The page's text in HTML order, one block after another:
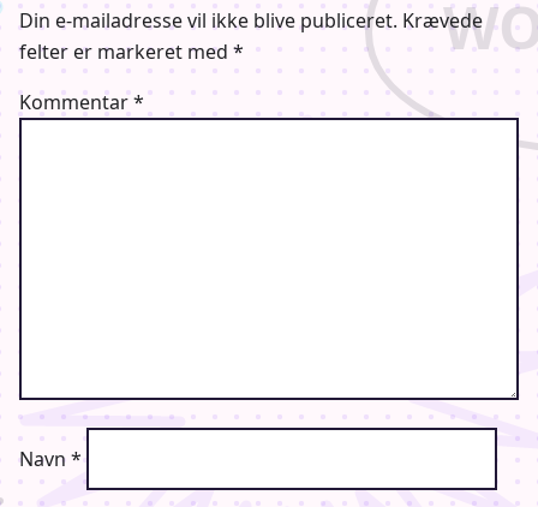
Din e-mailadresse vil ikke blive publiceret. Krævede
felter er markeret med *
Kommentar*
Navn *